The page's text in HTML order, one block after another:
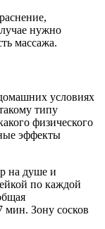
нужно
массажа.
условиях
типу
физического
эффекты
на душе и
по каждой
мин. Зону сосков